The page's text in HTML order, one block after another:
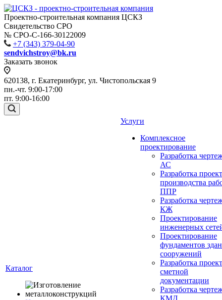
Проектно-строительная компания ЦСКЗ
Свидетельство СРО
№ СРО-С-166-30122009
+7 (343) 379-04-90
sendvichstroy@bk.ru
Заказать звонок
620138, г. Екатеринбург, ул. Чистопольская 9
пн.-чт. 9:00-17:00
пт. 9:00-16:00
Каталог
Услуги
Комплексное
проектирование
Разработка
АС
Разработка
производства
ППР
Разработка
КЖ
Проектирование
инженерных
Проектирование
фундаментов
сооружений
Разработка
сметной
документации
Разработка
КМД